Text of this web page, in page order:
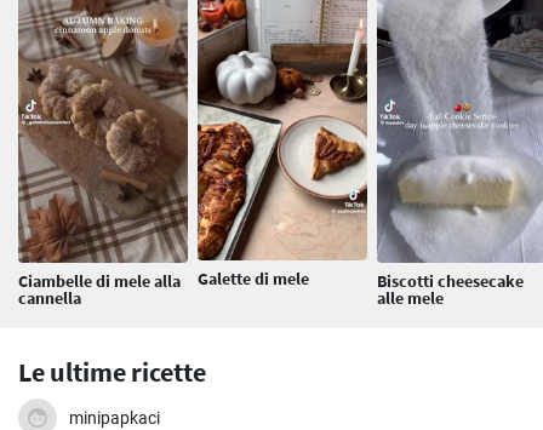
Ciambelle di mele alla
cannella
Galette di mele Biscotti cheesecake
alle mele
Le ultime ricette
minipapkaci